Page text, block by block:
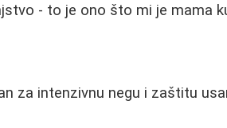
- to je ono što mi je mama
za intenzivnu negu i zaštitu